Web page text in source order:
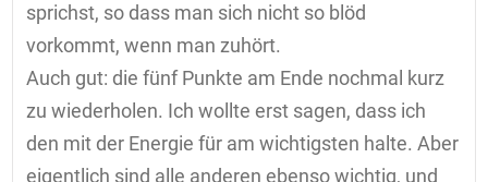
sprichst, so dass man sich nicht so blöd
vorkommt, wenn man zuhört.
Auch gut: die fünf Punkte am Ende nochmal kurz
zu wiederholen. Ich wollte erst sagen, dass ich
den mit der Energie für am wichtigsten halte. Aber
eigentlich sind alle anderen ebenso wichtig, und